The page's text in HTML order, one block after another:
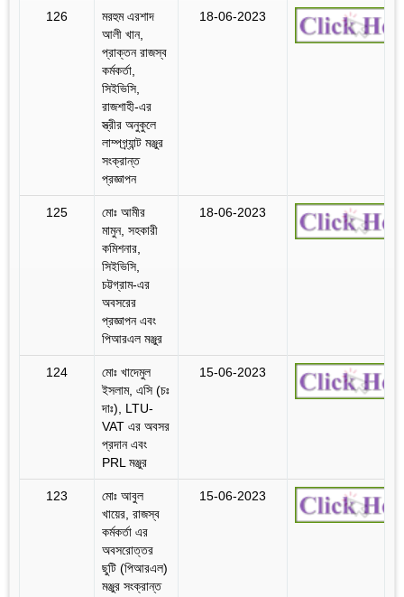
126
মরহুম এরশাদ
আলী খান,
প্রাক্তন রাজস্ব
কর্মকর্তা,
সিইভিসি,
রাজশাহী-এর
স্ত্রীর অনুকুলে
লাম্পগ্র্যান্ট মঞ্জুর
সংক্রান্ত
প্রজ্ঞাপন
18-06-2023
125
মোঃ আমীর
মামুন, সহকারী
কমিশনার,
সিইভিসি,
চট্টগ্রাম-এর
অবসরের
প্রজ্ঞাপন এবং
পিআরএল মঞ্জুর
18-06-2023
124
মোঃ খাদেমুল
ইসলাম, এসি (চঃ
দাঃ), LTU-
VAT এর অবসর
প্রদান এবং
PRL মঞ্জুর
15-06-2023
123
মোঃ আবুল
খায়ের, রাজস্ব
কর্মকর্তা এর
অবসরোত্তর
ছুটি (পিআরএল)
মঞ্জুর সংক্রান্ত
15-06-2023